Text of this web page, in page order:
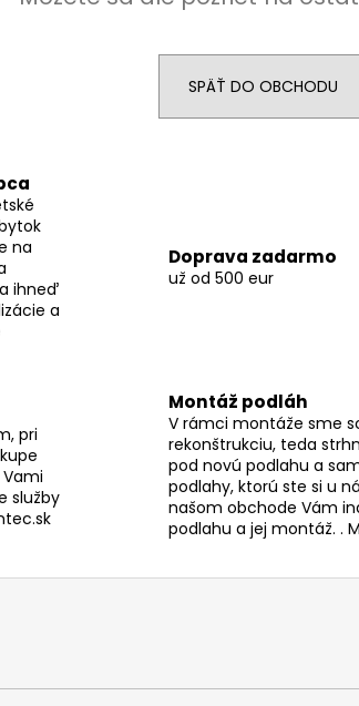
SPÄŤ DO OBCHODU
na
ihneď
a
Doprava zadarmo
už od 500 eur
pri
služby
Montáž podláh
V rámci montáže sme
rekonštrukciu, teda
pod novú podlahu a
podlahy, ktorú ste si u
našom obchode Vám
podlahu a jej montáž. .